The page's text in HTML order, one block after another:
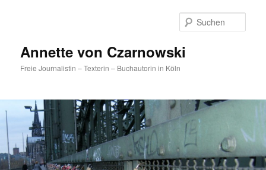
Annette von Czarnowski
Freie Journalistin – Texterin – Buchautorin in Köln